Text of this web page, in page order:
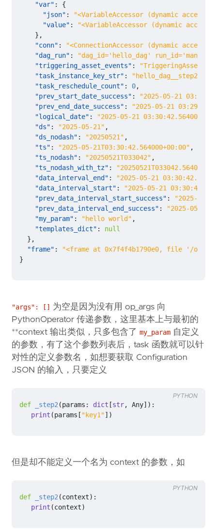
"var" :
{
"json" :
"<VariableAccessor (dynamic access)>"
"value" :
"<VariableAccessor (dynamic
},
"conn" :
"<ConnectionAccessor (dynamic access)>"
"dag_run" :
"dag_id='hello_dag'
"triggering_asset_events" :
"task_instance_key_str" :
"task_reschedule_count" : 0,
"prev_start_date_success" :
"2025-05-21
"prev_end_date_success" :
"2025-05-21
"logical_date" :
"2025-05-21
"ds" : "2025-05-21" ,
"ds_nodash" : "20250521" ,
"ts" : "2025-05-21T03:30:42.564000+00:00" ,
"ts_nodash" : "20250521T033042" ,
"ts_nodash_with_tz" :
"data_interval_end" :
"2025-05-21
"data_interval_start" :
"2025-05-21
"prev_data_interval_start_success" :
"2025-05-
"prev_data_interval_end_success" :
"2025-05-21
"my_param" : "hello world" ,
"templates_dict" :
null
},
"frame" :
"<frame at 0x7f4f4b1790e0, file '/opt/
}
"args": []
为空是因为没有用 op_args 向
PythonOperator 传递参数，这里基本上与最初的
**context 输出类似，只多包含了 my_param 自定义
的参数，有了这个参数列表后，task 函数就可以针
对性的定义参数名，如想要获取 Configuration
JSON 的输入，只要定义
def _step2(params : dict [str, Any]):
print (params [ "key1"])
PYTHON
但是却不能定义一个名为 context 的参数，如
def _step2(context):
print (context)
PYTHON